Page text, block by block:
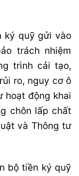
ký quỹ gửi vào
trách nhiệm
trình cải tạo,
ro, nguy cơ ô
hoạt động khai
chôn lấp chất
và Thông tư
bộ tiền ký quỹ